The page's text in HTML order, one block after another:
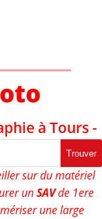
à Tours -
Trouver
sur du matériel
unSAVde 1ere
une large